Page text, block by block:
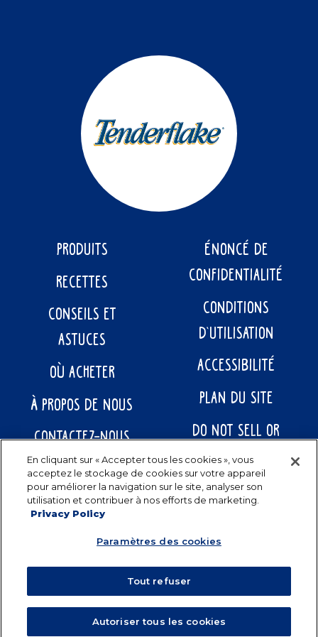
PRODUITS
RECETTES
CONSEILS ET
ASTUCES
OÙ ACHETER
À PROPOS DE NOUS
CONTACTEZ-NOUS
ÉNONCÉ DE
CONFIDENTIALITÉ
CONDITIONS
D’UTILISATION
ACCESSIBILITÉ
PLAN DU SITE
DO NOT SELL OR
SHARE MY PERSONAL
INFORMATION
En cliquant sur « Accepter tous les cookies », vous
acceptez le stockage de cookies sur votre appareil
pour améliorer la navigation sur le site, analyser son
utilisation et contribuer à nos efforts de marketing.
Privacy Policy
Paramètres des cookies
Tout refuser
Autoriser tous les cookies